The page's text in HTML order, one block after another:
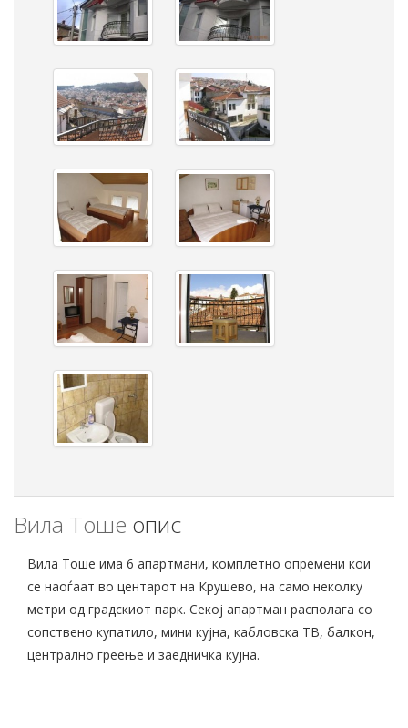
Вила Тоше опис
Вила Тоше има 6 апартмани, комплетно опремени кои
се наоѓаат во центарот на Крушево, на само неколку
метри од градскиот парк. Секој апартман располага со
сопствено купатило, мини кујна, кабловска ТВ, балкон,
централно греење и заедничка кујна.